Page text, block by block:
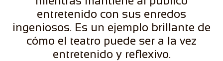
entretenido con sus enredos
ingeniosos. Es un ejemplo brillante de
cómo el teatro puede ser a la vez
entretenido y reflexivo.